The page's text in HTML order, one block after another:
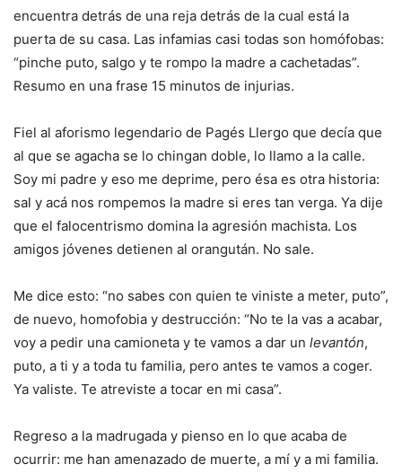
encuentra detrás de una reja detrás de la cual está la
puerta de su casa. Las infamias casi todas son homófobas:
“pinche puto, salgo y te rompo la madre a cachetadas”.
Resumo en una frase 15 minutos de injurias.
Fiel al aforismo legendario de Pagés Llergo que decía que
al que se agacha se lo chingan doble, lo llamo a la calle.
Soy mi padre y eso me deprime, pero ésa es otra historia:
sal y acá nos rompemos la madre si eres tan verga. Ya dije
que el falocentrismo domina la agresión machista. Los
amigos jóvenes detienen al orangután. No sale.
Me dice esto: “no sabes con quien te viniste a meter, puto”,
de nuevo, homofobia y destrucción: “No te la vas a acabar,
voy a pedir una camioneta y te vamos a dar un levantón,
puto, a ti y a toda tu familia, pero antes te vamos a coger.
Ya valiste. Te atreviste a tocar en mi casa”.
Regreso a la madrugada y pienso en lo que acaba de
ocurrir: me han amenazado de muerte, a mí y a mi familia.